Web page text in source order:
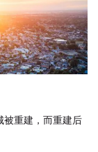
被重建，而重建后